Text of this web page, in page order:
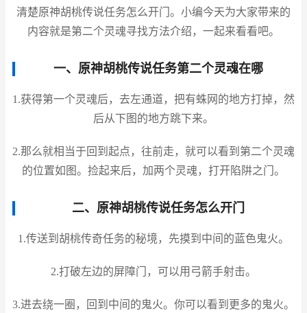
清楚原神胡桃传说任务怎么开门。小编今天为大家带来的
内容就是第二个灵魂寻找方法介绍，一起来看看吧。
一、原神胡桃传说任务第二个灵魂在哪
1.获得第一个灵魂后，去左通道，把有蛛网的地方打掉，然
后从下图的地方跳下来。
2.那么就相当于回到起点，往前走，就可以看到第二个灵魂
的位置如图。捡起来后，加两个灵魂，打开陷阱之门。
二、原神胡桃传说任务怎么开门
1.传送到胡桃传奇任务的秘境，先摸到中间的蓝色鬼火。
2.打破左边的屏障门，可以用弓箭手射击。
3.进去绕一圈，回到中间的鬼火。你可以看到更多的鬼火。